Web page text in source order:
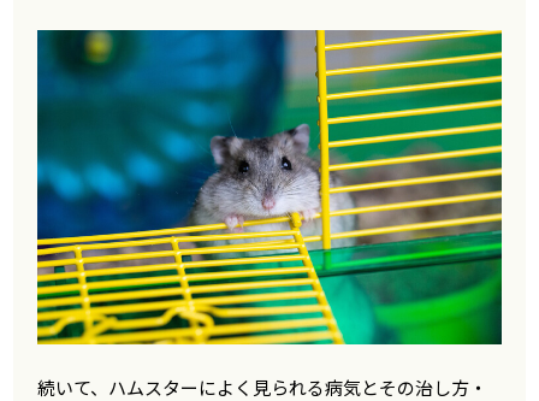
続いて、ハムスターによく見られる病気とその治し方・